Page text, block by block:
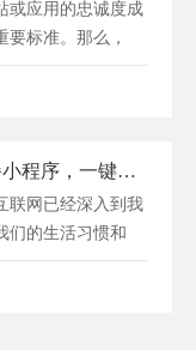
或应用的忠诚度成
要标准。那么，
指尖上的美食管家：点餐小程序，一键解锁味蕾盛宴
联网已经深入到我
们的生活习惯和